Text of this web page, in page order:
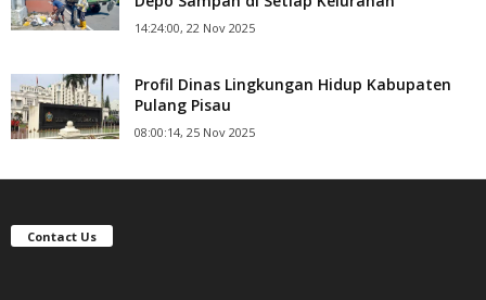
14:24:00, 22 Nov 2025
Profil Dinas Lingkungan Hidup Kabupaten
Pulang Pisau
08:00:14, 25 Nov 2025
Contact Us